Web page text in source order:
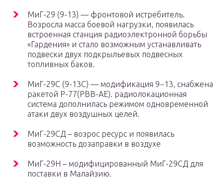
МиГ-29 (9-13) — фронтовой истребитель.
Возросла масса боевой нагрузки, появилась
встроенная станция радиоэлектронной борьбы
«Гардения» и стало возможным устанавливать
подвески двух подкрыльевых подвесных
топливных баков.
МиГ-29С (9-13С) — модификация 9−13, снабжена
ракетой Р-77(РВВ-АЕ). радиолокационная
система дополнилась режимом одновременной
атаки двух воздушных целей.
МиГ-29СД – возрос ресурс и появилась
возможность дозаправки в воздухе
МиГ-29Н – модифицированный МиГ-29СД для
поставки в Малайзию.